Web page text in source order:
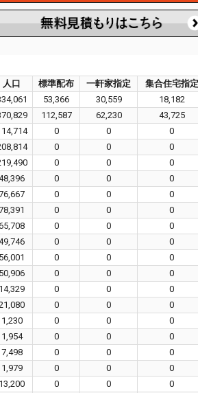
人口 標準配布 一軒家指定 集合住宅指定
53,366 30,559 18,182
112,587 62,230 43,725
0 0 0
0 0 0
0 0 0
0 0 0
0 0 0
0 0 0
0 0 0
0 0 0
56,001 0 0 0
50,906 0 0 0
14,329 0 0 0
0 0 0
1,230 0 0 0
1,954 0 0 0
7,498 0 0 0
1,979 0 0 0
13,200 0 0 0